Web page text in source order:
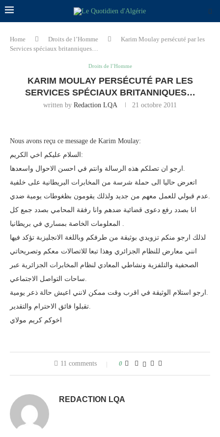
Home Droits de l’Homme
Karim Moulay persécuté par les
Services spéciaux britanniques…
Droits de l’Homme
KARIM MOULAY PERSÉCUTÉ PAR LES
SERVICES SPÉCIAUX BRITANNIQUES…
written by Redaction LQA 21 octobre 2011
Nous avons reçu ce message de Karim Moulay:
السلام عليكم اخي الكريم:
ارجو ان تصلكم هذه الرسالة وانتم في احسن الاحوال واسعدها.
اتعرض حاليا الى حملة شرسة من المخابرات البريطانية على خلفية
عدم قبولي للعمل معهم من جديد ولذلك يقومون بظغوطات يومية ضدي.
انا بصدد رفع دعوى قضائية ضدهم وانا رفقة المحامي بصدد جمع كل
المعلومات الخاصة بمساري في بريطانيا .
لذلك ارجو منكم تزويدي بوثيقة من طرفكم وباللغة الانجليزبة تؤكد فيها
انني معارض للنظام الجزائري وهذا تبعا للاتصالات معكم وتصريحاتي
الصحفية والتلفزية ونشاطي المعادي لنظام المخابرات الجزائرية عبر
ساحات التواصل الاجتماعي.
ارجو استلام الوثيقة في اقرب وقت ممكن لانني اعيش حالة ذعر يومية.
تقبلوا فائق الاحترام والتقدير.
اخوكم كريم مولاي
11 comments 0
REDACTION LQA